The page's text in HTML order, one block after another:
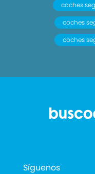
coches
coches
coches
Síguenos